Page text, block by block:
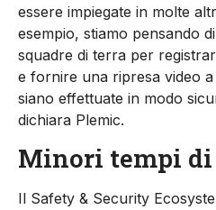
essere impiegate in molte
esempio, stiamo pensando
squadre di terra per
e fornire una ripresa video
siano effettuate in modo
dichiara Plemic.
Minori tempi di
Il Safety & Security